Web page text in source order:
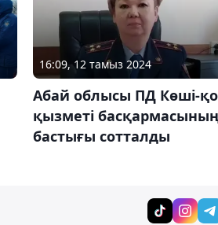
16:09, 12 тамыз 2024
Абай облысы ПД Көші-
қызметі
бастығы сотталды